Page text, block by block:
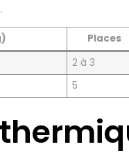
Places
2 à 3
5